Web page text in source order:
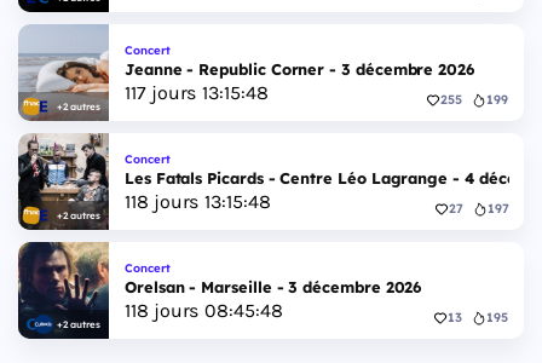
+2 autres
Concert
Jeanne - Republic Corner - 3 décembre 2026
117jours 13:15:47 255 199
+2 autres
Concert
Les Fatals Picards - Centre Léo Lagrange - 4
118 jours 13:15:47 27 197
+2 autres
Concert
Orelsan - Marseille - 3 décembre 2026
118 jours 08:45:47 13 195